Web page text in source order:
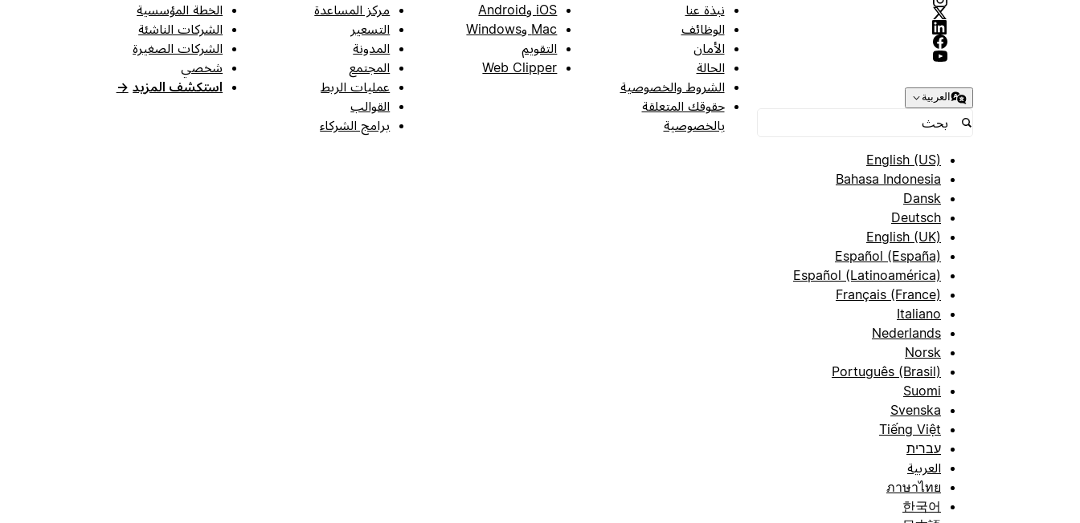
العربية
English (US)
Bahasa Indonesia
Dansk
Deutsch
English (UK)
Español (España)
Español (Latinoamérica)
Français (France)
Italiano
Nederlands
Norsk
Português (Brasil)
Suomi
Svenska
Tiếng Việt
עברית
العربية
ภาษาไทย
한국어
نبذة عنا
الوظائف
الأمان
الحالة
الشروط والخصوصية
حقوقك المتعلقة
بالخصوصية
iOS وAndroid
Mac وWindows
التقويم
Web Clipper
مركز المساعدة
التسعير
المدونة
المجتمع
عمليات الربط
القوالب
برامج الشركاء
الخطة المؤسسية
الشركات الناشئة
الشركات الصغيرة
شخصي
استكشف المزيد →